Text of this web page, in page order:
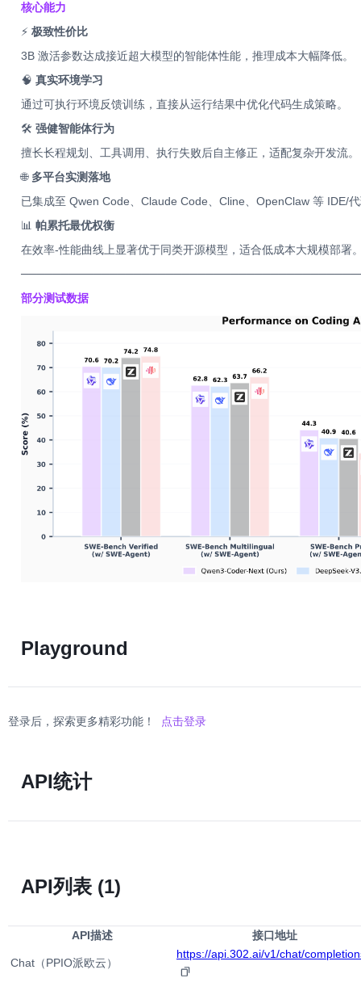
核心能力
⚡ 极致性价比
3B 激活参数达成接近超大模型的智能体性能，推理成本大幅降低。
🧠 真实环境学习
通过可执行环境反馈训练，直接从运行结果中优化代码生成策略。
🛠️ 强健智能体行为
擅长长程规划、工具调用、执行失败后自主修正，适配复杂开发流。
🌐 多平台实测落地
已集成至 Qwen Code、Claude Code、Cline、OpenClaw 等 IDE/
📊 帕累托最优权衡
在效率-性能曲线上显著优于同类开源模型，适合低成本大规模部署
────────────────────────────────
部分测试数据
Playground
登录后，探索更多精彩功能！ 点击登录
API统计
API列表 (1)
API描述 接口地址
Chat（PPIO派欧云）
https://api.302.ai/v1/chat/